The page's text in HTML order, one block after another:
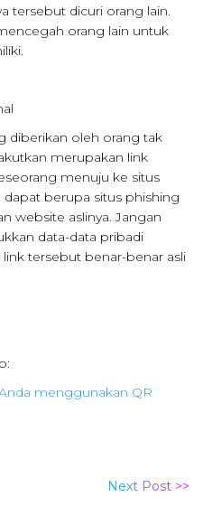
tersebut dicuri orang lain.
orang lain untuk
diberikan oleh orang tak
merupakan link
menuju ke situs
dapat berupa situs phishing
website aslinya. Jangan
data-data pribadi
tersebut benar-benar asli
menggunakan QR
Next Post >>